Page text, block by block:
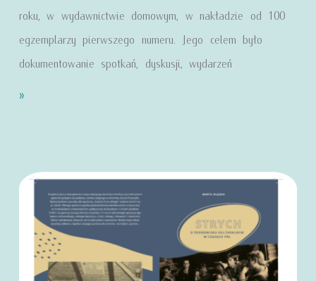
roku, w wydawnictwie domowym, w nakładzie od 100
egzemplarzy pierwszego numeru. Jego celem było
dokumentowanie spotkań, dyskusji, wydarzeń
»